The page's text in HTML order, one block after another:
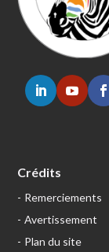
Crédits
Remerciements
Avertissement
Plan du site